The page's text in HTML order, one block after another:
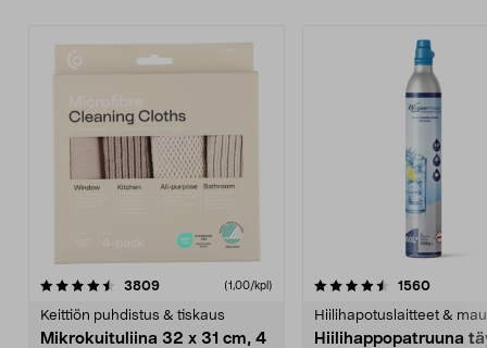
3809arvostelut (1,00/kpl)
Keittiön puhdistus & tiskaus
Mikrokuituliina 32 x 31 cm, 4
4.5viidestä
1560
Hiilihapotuslaitteet &
Hiilihappopatruuna
4.5viidestä